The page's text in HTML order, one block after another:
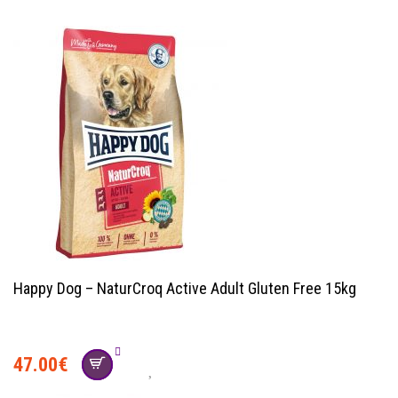
Happy Dog – NaturCroq Active Adult Gluten Free 15kg
47.00€